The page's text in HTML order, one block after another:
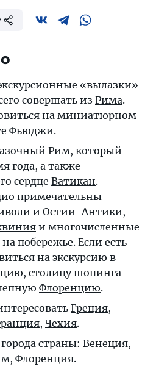
«вылазки»
совершать из Рима.
на миниатюрном
Фьюджи.
Рим, который
года, а также
сердце Ватикан.
примечательны
и Остии-Антики,
и многочисленные
на побережье. Если есть
на экскурсию в
, столицу шопинга
Флоренцию.
Греция,
, Чехия.
страны: Венеция,
, Флоренция.